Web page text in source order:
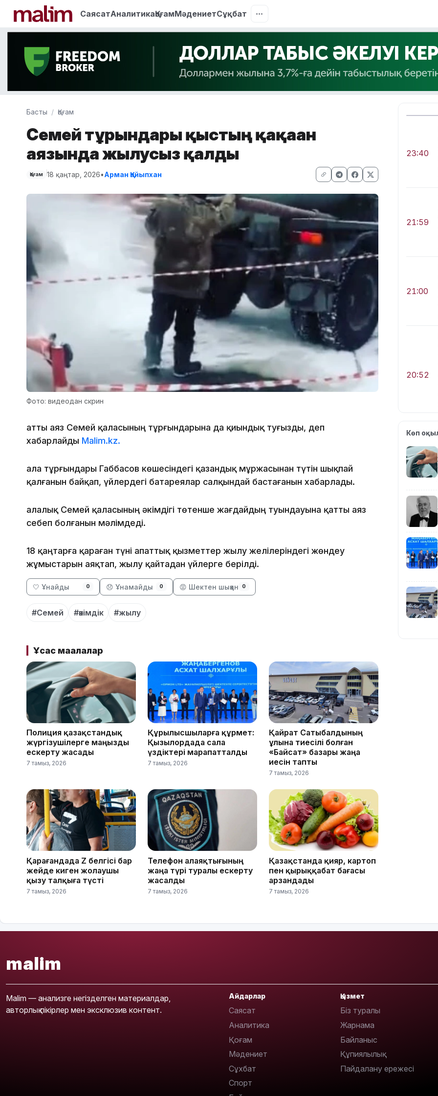
СаясатАналитикаҚоғамМәдениетСұқбат
Басты Қоғам
Семей тұрғындары қыстың қақаған
аязында жылусыз қалды
Қоғам 18 қаңтар, 2026•Арман Қайыпхан
Фото: видеодан скрин
Қатты аяз Семей қаласының тұрғындарына да қиындық туғызды, деп
хабарлайды Malim.kz.
Қала тұрғындары Габбасов көшесіндегі қазандық мұржасынан түтін шықпай
қалғанын байқап, үйлердегі батареялар салқындай бастағанын хабарлады.
Қалалық Семей қаласының әкімдігі төтенше жағдайдың туындауына қатты аяз
себеп болғанын мәлімдеді.
18 қаңтарға қараған түні апаттық қызметтер жылу желілеріндегі жөндеу
жұмыстарын аяқтап, жылу қайтадан үйлерге берілді.
🤍 Ұнайды 0 😞 Ұнамайды 0 😡 Шектен шыққан 0
#Семей #әкімдік #жылу
Ұқсас мақалалар
Полиция қазақстандық
жүргізушілерге маңызды
ескерту жасады
7 тамыз, 2026
Құрылысшыларға құрмет:
Қызылордада сала
үздіктері марапатталды
7 тамыз, 2026
Қайрат Сатыбалдының
ұлына тиесілі болған
«Байсат» базары жаңа
иесін тапты
7 тамыз, 2026
Қарағандада Z белгісі бар
жейде киген жолаушы
қызу талқыға түсті
7 тамыз, 2026
Телефон алаяқтығының
жаңа түрі туралы ескерту
жасалды
7 тамыз, 2026
Қазақстанда қияр, картоп
пен қырыққабат бағасы
арзандады
7 тамыз, 2026
23:40
21:59
21:00
20:52
19:39
18:45
Көп
malim
Malim — анализге негізделген материалдар,
авторлық пікірлер мен эксклюзив контент.
Айдарлар
Саясат
Аналитика
Қоғам
Мәдениет
Сұхбат
Спорт
Қызмет
Біз туралы
Жарнама
Байланыс
Құпиялылық
Пайдалану ережесі